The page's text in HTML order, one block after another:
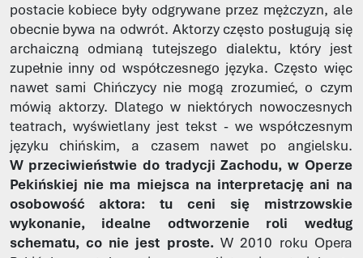
postacie kobiece były odgrywane przez mężczyzn, ale
obecnie bywa na odwrót. Aktorzy często posługują się
archaiczną odmianą tutejszego dialektu, który jest
zupełnie inny od współczesnego języka. Często więc
nawet sami Chińczycy nie mogą zrozumieć, o czym
mówią aktorzy. Dlatego w niektórych nowoczesnych
teatrach, wyświetlany jest tekst - we współczesnym
języku chińskim, a czasem nawet po angielsku.
W przeciwieństwie do tradycji Zachodu, w Operze
Pekińskiej nie ma miejsca na interpretację ani na
osobowość aktora: tu ceni się mistrzowskie
wykonanie, idealne odtworzenie roli według
schematu, co nie jest proste.W 2010 roku Opera